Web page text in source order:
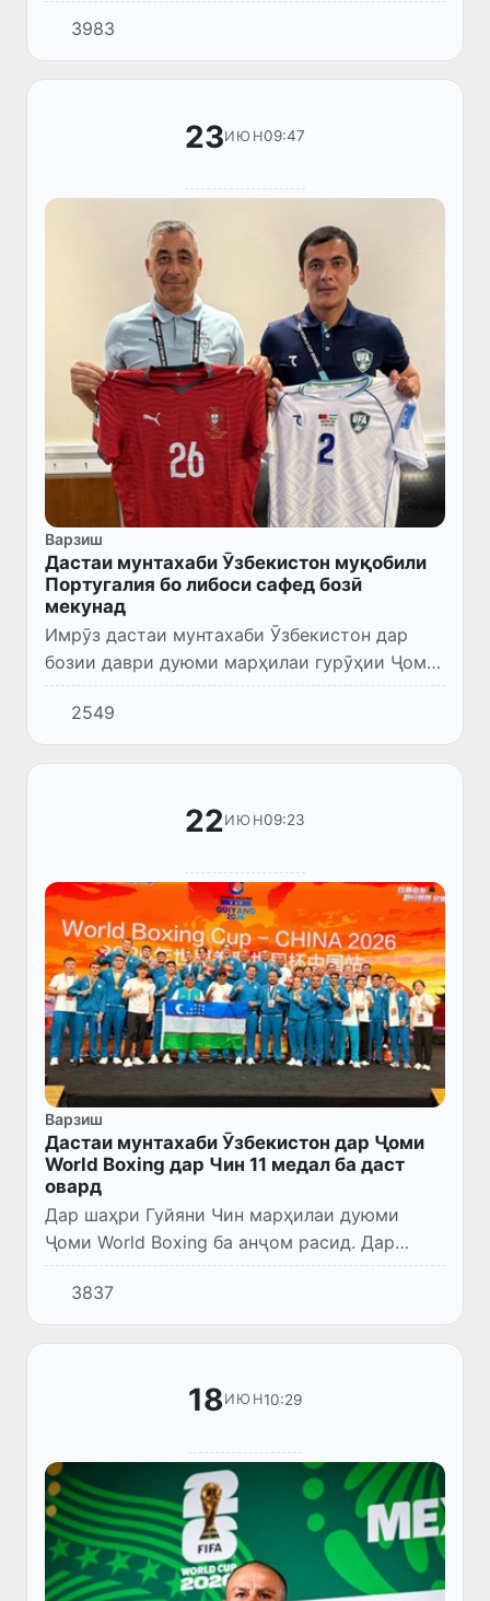
Португалия ва Ӯзбекистон нишасти расмии
матбуотӣ баргузор шуд. Дар он сармураббии
дастаи мо Фабио Каннаваро ва...
3983
23ИЮН09:47
Варзиш
Дастаи мунтахаби Ӯзбекистон муқобили
Португалия бо либоси сафед бозӣ
мекунад
Имрӯз дастаи мунтахаби Ӯзбекистон дар
бозии даври дуюми марҳилаи гурӯҳии Ҷоми
ҷаҳонии футболи соли 2026 бо тими миллии
Португалия рақобат мекунад. Вохӯрӣ дар
варзишгоҳи «Ҳюстон Стэ...
2549
22ИЮН09:23
Варзиш
Дастаи мунтахаби Ӯзбекистон дар Ҷоми
World Boxing дар Чин 11 медал ба даст
овард
Дар шаҳри Гуйяни Чин марҳилаи дуюми
Ҷоми World Boxing ба анҷом расид. Дар
натиҷа, мунтахаби Ӯзбекистон соҳиби 11
медал — 4 тилло, 3 нуқра ва 4 биринҷӣ
гардид.
3837
18ИЮН10:29